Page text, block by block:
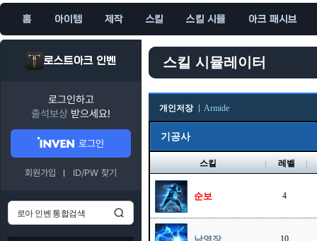
홈 아이템 제작 스킬 스킬 시뮬 아크 패시브
로스트아크 인벤
로그인하고
출석보상 받으세요!
로그인
회원가입 ID/PW 찾기
스킬 시뮬레이터
개인저장 Armide
기공사
스킬 레벨
순보 4
10